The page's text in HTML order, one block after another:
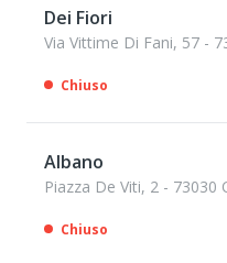
Dei Fiori
Via Vittime Di Fani, 57 -
Chiuso
Albano
Piazza De Viti, 2 - 73030
Chiuso